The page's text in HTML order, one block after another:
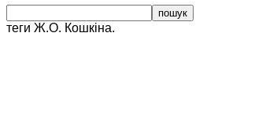
теги Ж.О. Кошкіна.